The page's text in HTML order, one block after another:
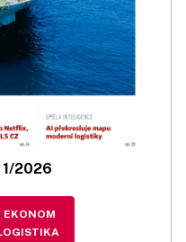
2026
EKONOM